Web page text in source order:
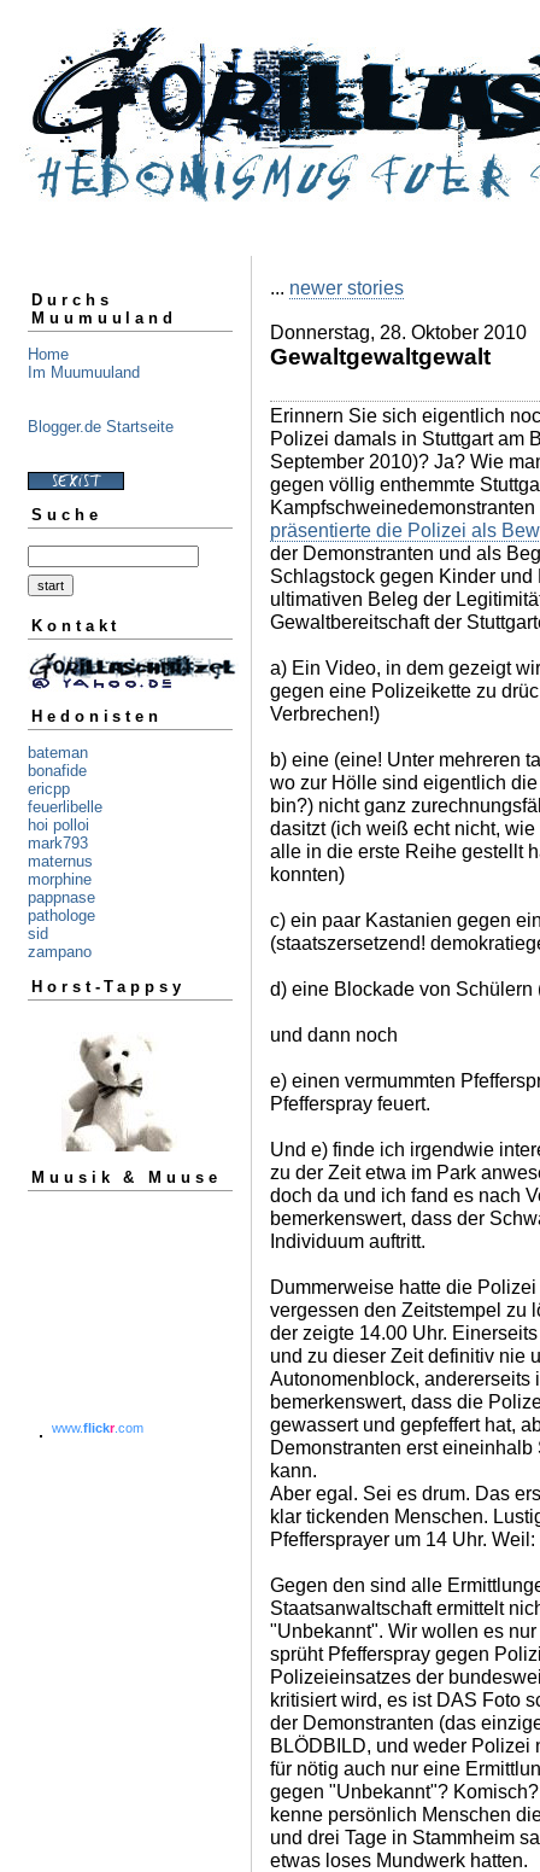
Durchs
Muumuuland
Home
Im Muumuuland
Blogger.de Startseite
Suche
Kontakt
Hedonisten
bateman
bonafide
ericpp
feuerlibelle
hoi polloi
mark793
maternus
morphine
pappnase
pathologe
sid
zampano
Horst-Tappsy
Muusik & Muuse
www.flickr.com
... newer stories
Donnerstag, 28. Oktober 2010
Gewaltgewaltgewalt
Erinnern Sie sich eigentlich
Polizei damals in Stuttgart am
September 2010)? Ja? Wie
gegen völlig enthemmte
präsentierte die Polizei als
der Demonstranten und als
Schlagstock gegen Kinder
ultimativen Beleg der
Gewaltbereitschaft der
a) Ein Video, in dem gezeigt
gegen eine Polizeikette zu
Verbrechen!)
b) eine (eine! Unter mehreren
wo zur Hölle sind eigentlich
bin?) nicht ganz
dasitzt (ich weiß echt nicht,
alle in die erste Reihe gestellt
konnten)
c) ein paar Kastanien gegen
(staatszersetzend!
d) eine Blockade von
und dann noch
e) einen vermummten
Pfefferspray feuert.
Und e) finde ich irgendwie
zu der Zeit etwa im Park
doch da und ich fand es nach
bemerkenswert, dass der
Individuum auftritt.
Dummerweise hatte die
vergessen den Zeitstempel zu
der zeigte 14.00 Uhr.
und zu dieser Zeit definitiv nie
Autonomenblock, andererseits
bemerkenswert, dass die
gewassert und gepfeffert hat,
Demonstranten erst
kann.
Aber egal. Sei es drum. Das
klar tickenden Menschen.
Pfeffersprayer um 14 Uhr. Weil:
Gegen den sind alle
Staatsanwaltschaft ermittelt
"Unbekannt". Wir wollen es
sprüht Pfefferspray gegen
Polizeieinsatzes der
kritisiert wird, es ist DAS Foto
der Demonstranten (das
BLÖDBILD, und weder Polizei
für nötig auch nur eine
gegen "Unbekannt"?
kenne persönlich Menschen
und drei Tage in Stammheim
etwas loses Mundwerk hatten.